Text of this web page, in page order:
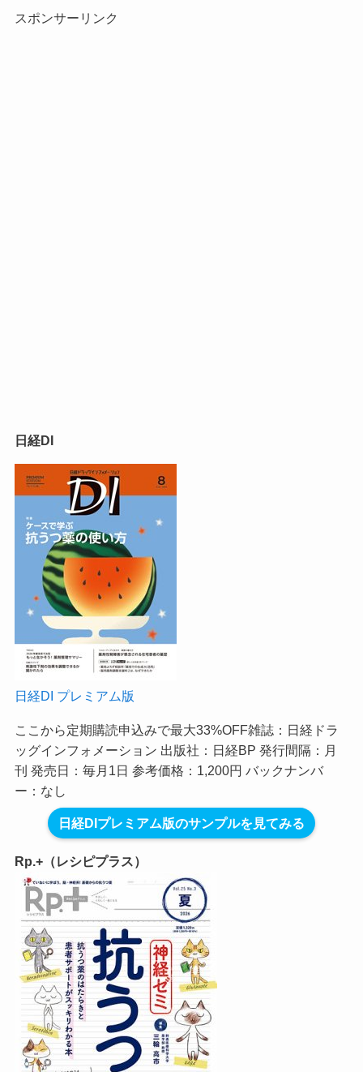
スポンサーリンク
日経DI
日経DI プレミアム版
ここから定期購読申込みで最大33%OFF雑誌：日経ドラ
ッグインフォメーション 出版社：日経BP 発行間隔：月
刊 発売日：毎月1日 参考価格：1,200円 バックナンバ
ー：なし
日経DIプレミアム版のサンプルを見てみる
Rp.+（レシピプラス）